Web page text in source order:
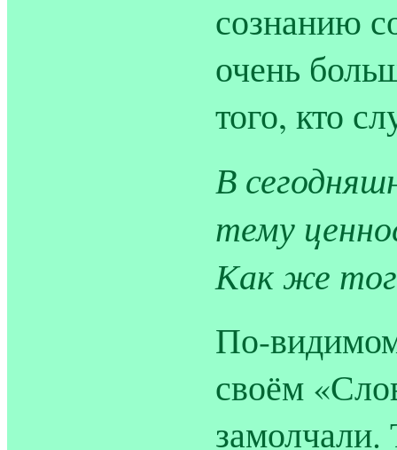
сознанию
очень
того, кто
В
тему
Как же
По-
своём
замолчали.